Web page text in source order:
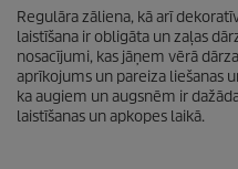
Regulāra zāliena, kā arī
laistīšana ir obligāta un zaļas
nosacījumi, kas jāņem vērā
aprīkojums un pareiza liešanas
ka augiem un augsnēm ir
laistīšanas un apkopes laikā.